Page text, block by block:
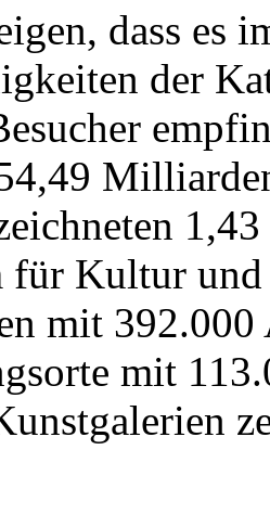
dass es
der
Kultur und
mit
mit